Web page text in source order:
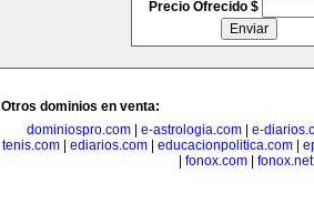
Precio Ofrecido $
Otros dominios en venta:
dominiospro.com
e-astrologia.com
e-
tenis.com
ediarios.com educacionpolitica.com
fonox.com| fonox.net